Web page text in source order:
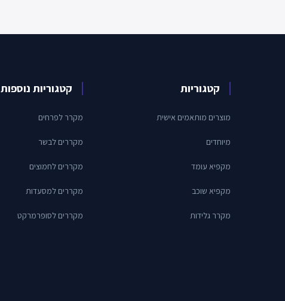
קטגוריות
מוצרים מותאמים אישית
מיוחדים
מקפיא עומד
מקפיא שוכב
מקרר גלידות
קטגוריות נוספות
מקרר לפרחים
מקררים לבשר
מקררים לחמוצים
מקררים למסעדות
מקררים לסופרמרקט